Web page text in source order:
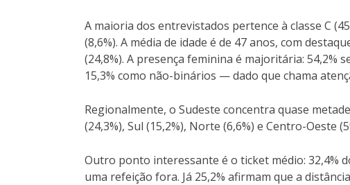
A maioria dos entrevistados pertence à classe C
(8,6%). A média de idade é de 47 anos, com
(24,8%). A presença feminina é majoritária: 54,2%
15,3% como não-binários — dado que chama
Regionalmente, o Sudeste concentra quase
(24,3%), Sul (15,2%), Norte (6,6%) e Centro-Oeste
Outro ponto interessante é o ticket médio: 32,4%
uma refeição fora. Já 25,2% afirmam que a